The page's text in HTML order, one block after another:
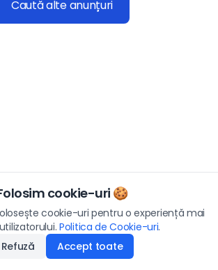
Caută alte anunțuri
cookie-uri 🍪
cookie-uri pentru o experiență mai
Politica de Cookie-uri.
Refuză
Accept toate